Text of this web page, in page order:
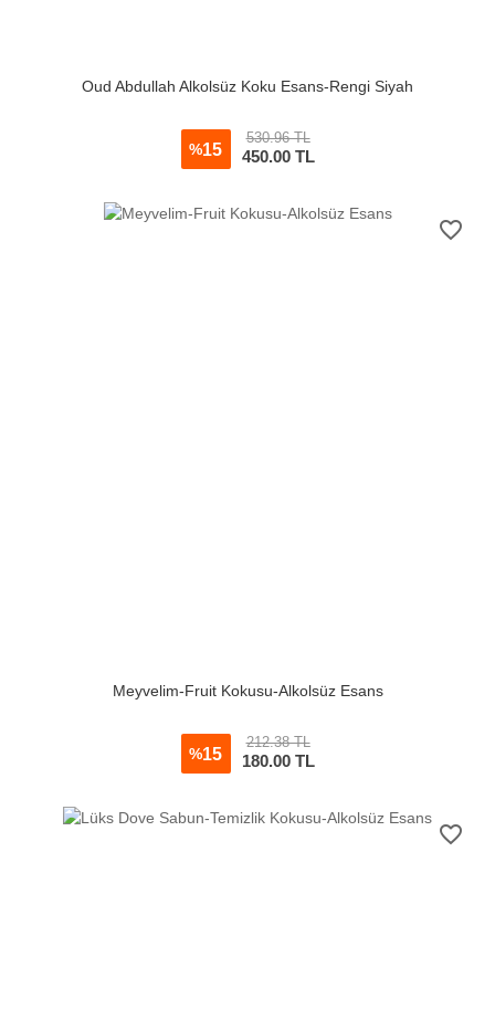
Oud Abdullah Alkolsüz Koku Esans-Rengi Siyah
%15
530.96 TL
450.00TL
favorite_border
Meyvelim-Fruit Kokusu-Alkolsüz Esans
%15
212.38 TL
180.00TL
favorite_border